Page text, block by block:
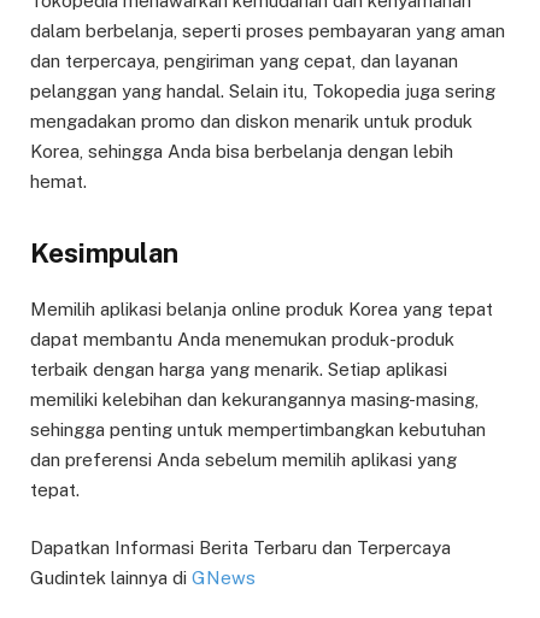
dalam berbelanja, seperti proses pembayaran yang aman
dan terpercaya, pengiriman yang cepat, dan layanan
pelanggan yang handal. Selain itu, Tokopedia juga sering
mengadakan promo dan diskon menarik untuk produk
Korea, sehingga Anda bisa berbelanja dengan lebih
hemat.
Kesimpulan
Memilih aplikasi belanja online produk Korea yang tepat
dapat membantu Anda menemukan produk-produk
terbaik dengan harga yang menarik. Setiap aplikasi
memiliki kelebihan dan kekurangannya masing-masing,
sehingga penting untuk mempertimbangkan kebutuhan
dan preferensi Anda sebelum memilih aplikasi yang
tepat.
Dapatkan Informasi Berita Terbaru dan Terpercaya
Gudintek lainnya di GNews